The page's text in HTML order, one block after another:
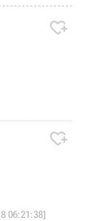
partii),


06:21:38]